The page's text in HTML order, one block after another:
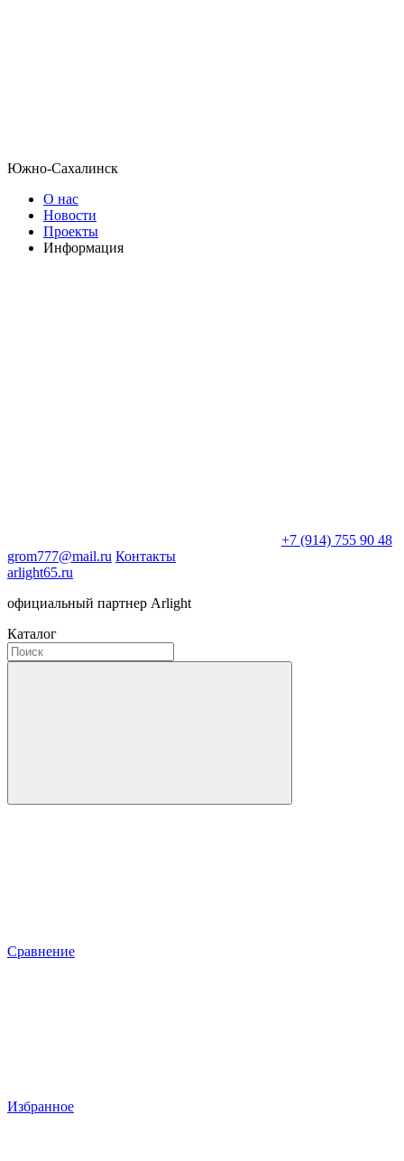
Южно-Сахалинск
О нас
Новости
Проекты
Информация
+7 (914) 755 90 48
grom777@mail.ru Контакты
arlight65.ru
официальный партнер Arlight
Каталог
Сравнение
Избранное